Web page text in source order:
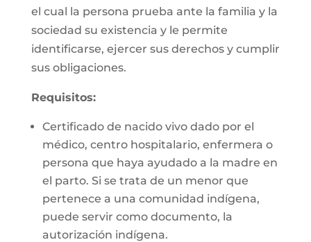
el cual la persona prueba ante la familia y la
sociedad su existencia y le permite
identificarse, ejercer sus derechos y cumplir
sus obligaciones.
Requisitos:
Certificado de nacido vivo dado por el
médico, centro hospitalario, enfermera o
persona que haya ayudado a la madre en
el parto. Si se trata de un menor que
pertenece a una comunidad indígena,
puede servir como documento, la
autorización indígena.